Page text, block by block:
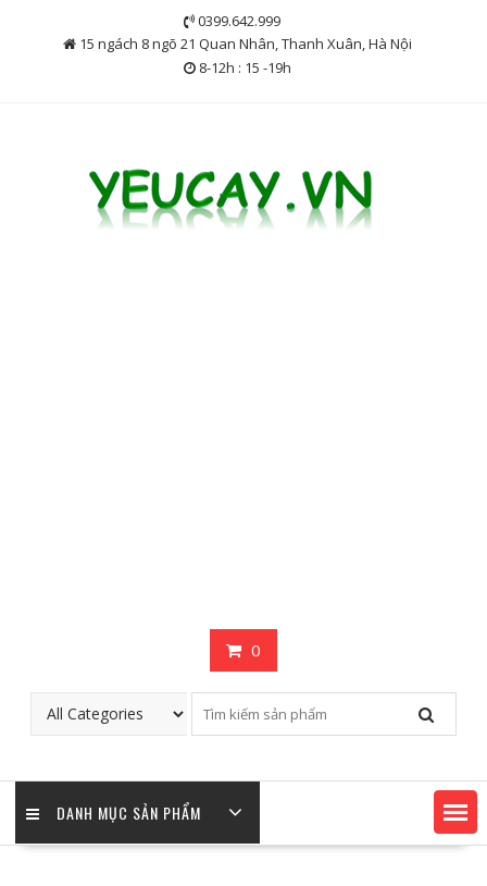
0399.642.999
15 ngách 8 ngõ 21 Quan Nhân, Thanh Xuân, Hà Nội
8-12h : 15 -19h
0
DANH MỤC SẢN PHẨM